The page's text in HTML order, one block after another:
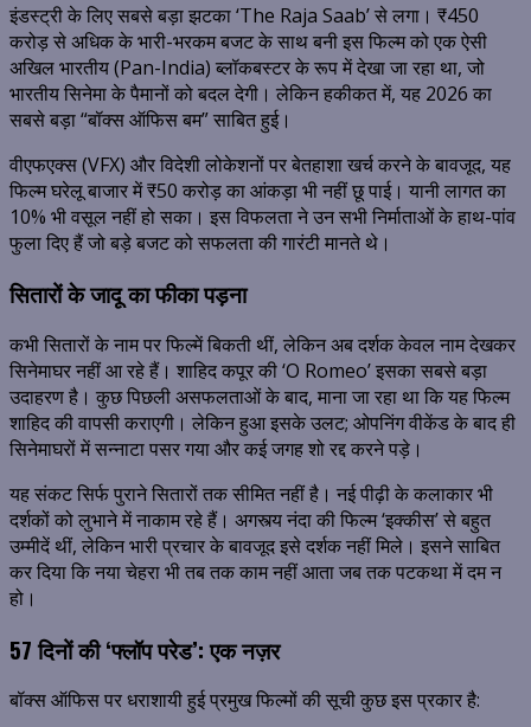
इंडस्ट्री के लिए सबसे बड़ा झटका ‘The Raja Saab’ से लगा। ₹450
करोड़ से अधिक के भारी-भरकम बजट के साथ बनी इस फिल्म को एक ऐसी
अखिल भारतीय (Pan-India) ब्लॉकबस्टर के रूप में देखा जा रहा था, जो
भारतीय सिनेमा के पैमानों को बदल देगी। लेकिन हकीकत में, यह 2026 का
सबसे बड़ा “बॉक्स ऑफिस बम” साबित हुई।
वीएफएक्स (VFX) और विदेशी लोकेशनों पर बेतहाशा खर्च करने के बावजूद, यह
फिल्म घरेलू बाजार में ₹50 करोड़ का आंकड़ा भी नहीं छू पाई। यानी लागत का
10% भी वसूल नहीं हो सका। इस विफलता ने उन सभी निर्माताओं के हाथ-पांव
फुला दिए हैं जो बड़े बजट को सफलता की गारंटी मानते थे।
सितारों के जादू का फीका पड़ना
कभी सितारों के नाम पर फिल्में बिकती थीं, लेकिन अब दर्शक केवल नाम देखकर
सिनेमाघर नहीं आ रहे हैं। शाहिद कपूर की ‘O Romeo’ इसका सबसे बड़ा
उदाहरण है। कुछ पिछली असफलताओं के बाद, माना जा रहा था कि यह फिल्म
शाहिद की वापसी कराएगी। लेकिन हुआ इसके उलट; ओपनिंग वीकेंड के बाद ही
सिनेमाघरों में सन्नाटा पसर गया और कई जगह शो रद्द करने पड़े।
यह संकट सिर्फ पुराने सितारों तक सीमित नहीं है। नई पीढ़ी के कलाकार भी
दर्शकों को लुभाने में नाकाम रहे हैं। अगस्त्य नंदा की फिल्म ‘इक्कीस’ से बहुत
उम्मीदें थीं, लेकिन भारी प्रचार के बावजूद इसे दर्शक नहीं मिले। इसने साबित
कर दिया कि नया चेहरा भी तब तक काम नहीं आता जब तक पटकथा में दम न
हो।
57 दिनों की ‘फ्लॉप परेड’: एक नज़र
बॉक्स ऑफिस पर धराशायी हुई प्रमुख फिल्मों की सूची कुछ इस प्रकार है: